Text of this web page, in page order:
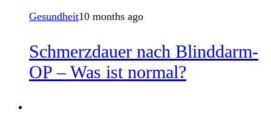
Gesundheit10 months ago
Schmerzdauer nach Blinddarm-
OP – Was ist normal?